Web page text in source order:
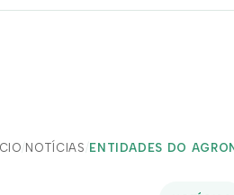
/ NOTÍCIAS / ENTIDADES DO